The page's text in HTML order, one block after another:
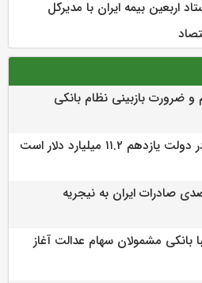
اربعین بیمه ایران با مدیرکل
ضرورت بازبینی نظام بانکی
۱۱.۲ میلیارد دلار است
بانکی مشمولان سهام عدالت آغاز